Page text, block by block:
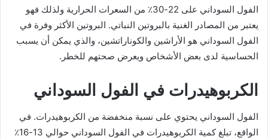
الفول السوداني على 22-30٪ من السعرات الحرارية ولذلك فهو
يعتبر من المصادر الغنية بالبروتين النباتي. البروتين الأكثر وفرة في
الفول السوداني هو الأراشين والكوناراتشين، والذي يمكن أن يسبب
الحساسية لدى بعض الأشخاص ويعرض صحتهم للخطر.
الكربوهيدرات في الفول السوداني
الفول السوداني يحتوي على نسبة منخفضة من الكربوهيدرات. في
الواقع، تبلغ كمية الكربوهيدرات في الفول السوداني حوالي 13-16٪